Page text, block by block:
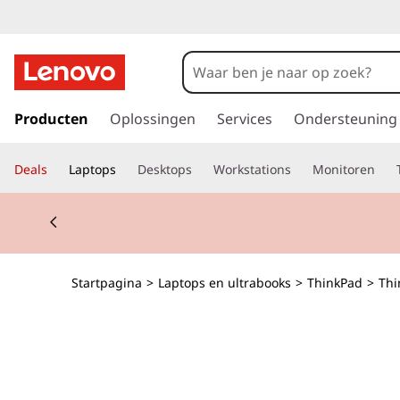
h
n
k
a
a
a
r
h
Producten Oplossingen Services Ondersteuning
Deals Laptops Desktops Workstations Monitoren
Currently displaying item 2 of 2
Startpagina > Laptops en ultrabooks > ThinkPad >